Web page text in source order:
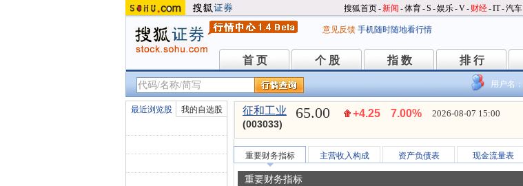
搜狐首页-新闻 -体育-S -娱乐-V- 财经-IT-汽车
意见反馈 手机随时随地看行情
首 页
首 页 个 股
个 股 指 数
指 数 排 行
排 行
用户名：
最近浏览股 我的自选股 征和工业
(003033)
65.00 +4.25 7.00% 2026-08-07 15:00
重要财务指标 主营收入构成 资产负债表 现金流量表
重要财务指标